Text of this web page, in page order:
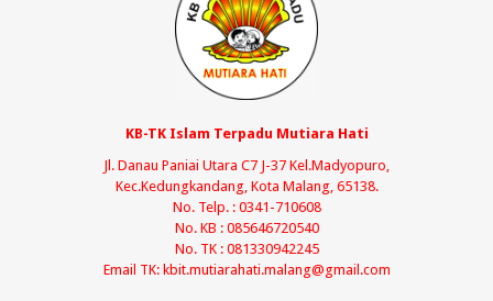
KB-TK Islam Terpadu Mutiara Hati
Jl. Danau Paniai Utara C7 J-37 Kel.Madyopuro,
Kec.Kedungkandang, Kota Malang, 65138.
No. Telp. : 0341-710608
No. KB : 085646720540
No. TK : 081330942245
Email TK: kbit.mutiarahati.malang@gmail.com